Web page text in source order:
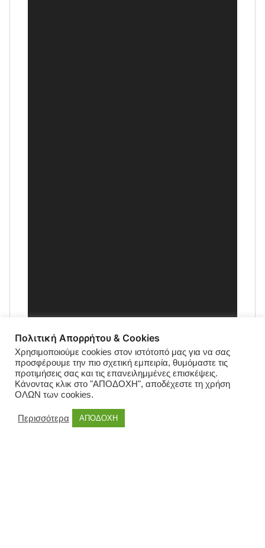
Πολιτική Απορρήτου & Cookies
Χρησιμοποιούμε cookies στον ιστότοπό μας για να σας
προσφέρουμε την πιο σχετική εμπειρία, θυμόμαστε τις
προτιμήσεις σας και τις επανειλημμένες επισκέψεις.
Κάνοντας κλικ στο "ΑΠΟΔΟΧΗ", αποδέχεστε τη χρήση
ΟΛΩΝ των cookies.
Περισσότερα ΑΠΟΔΟΧΗ